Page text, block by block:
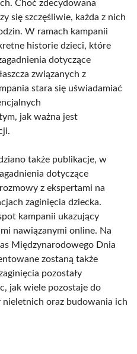
Choć zdecydowana
się szczęśliwie, każda z nich
W ramach kampanii
historie dzieci, które
dotyczące
związanych z
stara się uświadamiać
jak ważna jest
także publikacje, w
dotyczące
z ekspertami na
zaginięcia dziecka.
kampanii ukazujący
nawiązanymi online. Na
Międzynarodowego Dnia
zostaną także
pozostały
jak wiele pozostaje do
oraz budowania ich